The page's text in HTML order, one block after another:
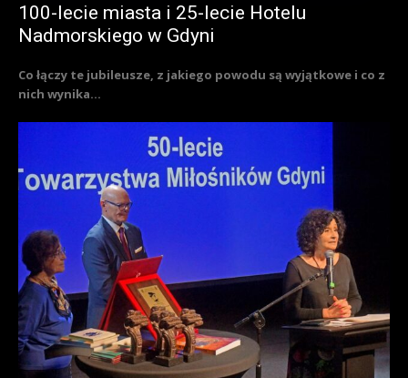
100-lecie miasta i 25-lecie Hotelu
Nadmorskiego w Gdyni
Co łączy te jubileusze, z jakiego powodu są wyjątkowe i co z
nich wynika...